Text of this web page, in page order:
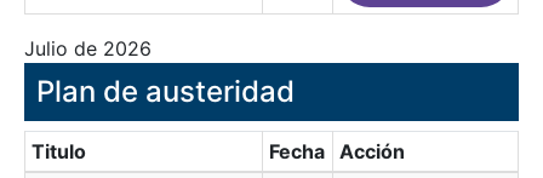
Julio de 2026
Plan de austeridad
Titulo Fecha Acción